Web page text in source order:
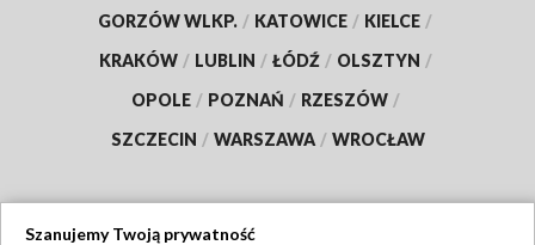
GORZÓW WLKP. / KATOWICE / KIELCE /
KRAKÓW / LUBLIN / ŁÓDŹ / OLSZTYN /
OPOLE / POZNAŃ / RZESZÓW /
SZCZECIN / WARSZAWA / WROCŁAW
Szanujemy Twoją prywatność